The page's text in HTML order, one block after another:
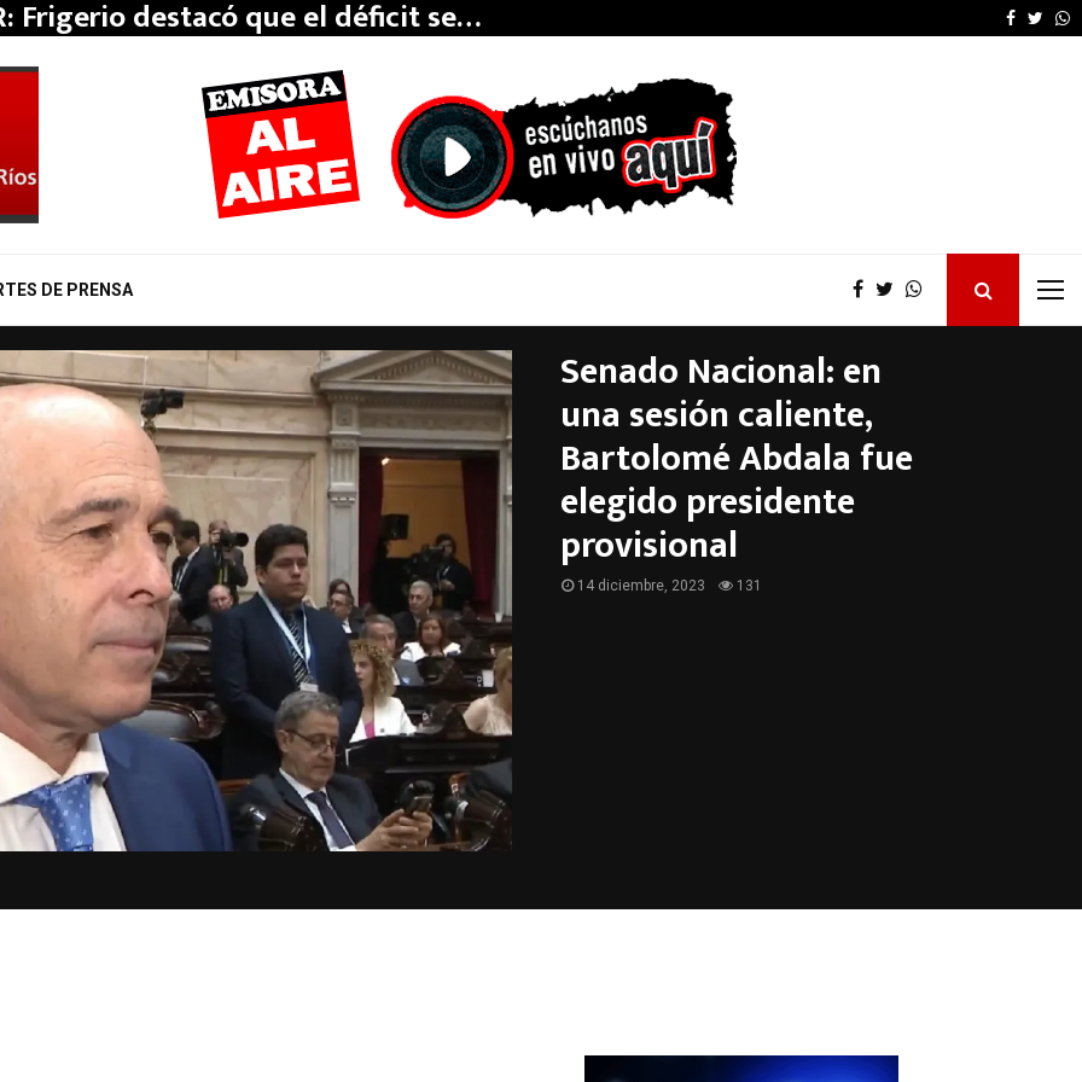
Frigerio destacó que el déficit se… La provincia
DE PRENSA
Senado Nacional: en
una sesión caliente,
Bartolomé Abdala fue
elegido presidente
provisional
14 diciembre, 2023 131